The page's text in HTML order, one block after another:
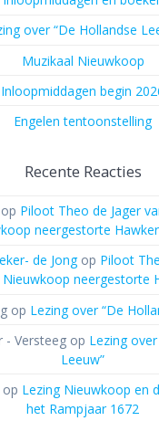
over “De Hollandse
Muzikaal Nieuwkoop
Inloopmiddagen begin
Engelen tentoonstelling
Recente Reacties
Piloot Theo de Jager
neergestorte
de Jongop Piloot
neergestorte
op Lezing over “De
- Versteeg op Lezing
Leeuw”
op Lezing Nieuwkoop en
het Rampjaar 1672